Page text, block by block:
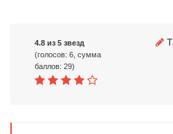
4.8 из 5 звезд
(голосов: 6, сумма
баллов: 29)